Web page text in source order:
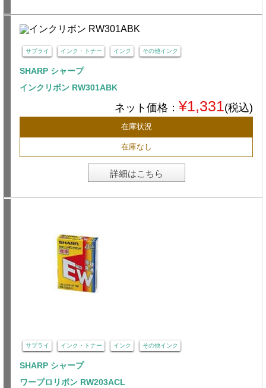
サプライ インク・トナー インク その他インク
SHARP シャープ
インクリボン RW301ABK
ネット価格： ¥1,331(税込)
在庫状況
在庫なし
詳細はこちら
サプライ インク・トナー インク その他インク
SHARP シャープ
ワープロリボン RW203ACL